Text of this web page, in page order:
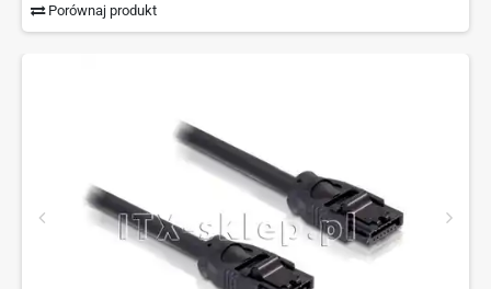
Porównaj produkt